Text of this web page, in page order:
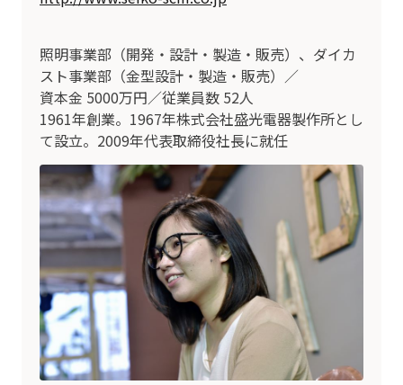
照明事業部（開発・設計・製造・販売）、ダイカ
スト事業部（金型設計・製造・販売）／
資本金 5000万円／従業員数 52人
1961年創業。1967年株式会社盛光電器製作所とし
て設立。2009年代表取締役社長に就任